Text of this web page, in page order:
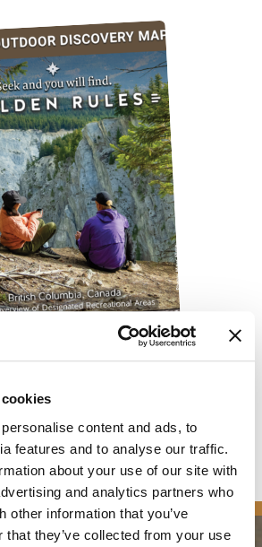
content and ads, to
features and to analyse our traffic.
about your use of our site with
and analytics partners who
other information that you’ve
that they’ve collected from your use
E